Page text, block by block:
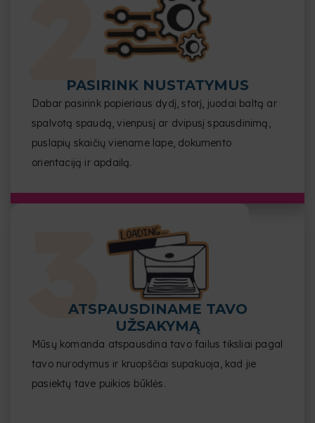
PASIRINK NUSTATYMUS
Dabar pasirink popieriaus dydį, storį, juodai baltą ar
spalvotą spaudą, vienpusį ar dvipusį spausdinimą,
puslapių skaičių viename lape, dokumento
orientaciją ir apdailą.
ATSPAUSDINAME TAVO
UŽSAKYMĄ
Mūsų komanda atspausdina tavo failus tiksliai pagal
tavo nurodymus ir kruopščiai supakuoja, kad jie
pasiektų tave puikios būklės.